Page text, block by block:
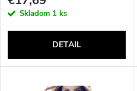
r
d
o
d
Skladom 1 ks
DETAIL